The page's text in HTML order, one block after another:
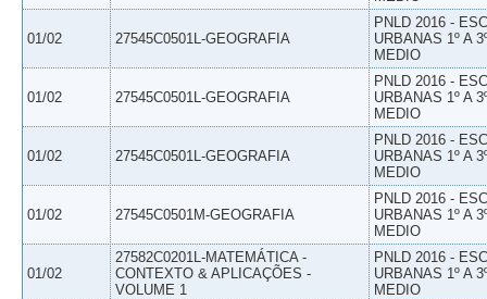
01/02 27545C0501L-GEOGRAFIA
PNLD 2016 -
URBANAS 1º A
MEDIO
01/02 27545C0501L-GEOGRAFIA
PNLD 2016 -
URBANAS 1º A
MEDIO
01/02 27545C0501L-GEOGRAFIA
PNLD 2016 -
URBANAS 1º A
MEDIO
01/02 27545C0501M-GEOGRAFIA
PNLD 2016 -
URBANAS 1º A
MEDIO
01/02
27582C0201L-MATEMÁTICA -
CONTEXTO & APLICAÇÕES -
VOLUME 1
PNLD 2016 -
URBANAS 1º A
MEDIO